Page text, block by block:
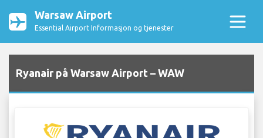
Warsaw Airport
Essential Airport Informasjon og tjenester
Ryanair på Warsaw Airport – WAW